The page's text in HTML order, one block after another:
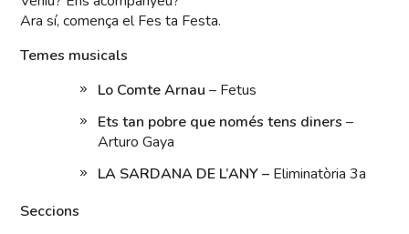
Ara sí, comença el Fes ta Festa.
Temes musicals
Lo Comte Arnau– Fetus
Ets tan pobre que només tens diners –
Arturo Gaya
LA SARDANA DE L’ANY – Eliminatòria 3a
Seccions